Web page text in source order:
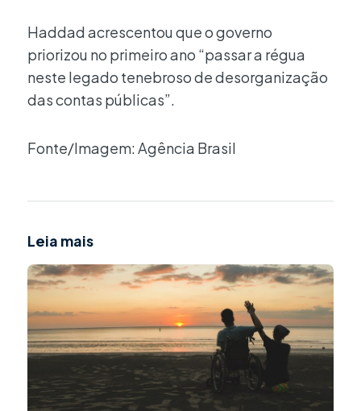
Haddad acrescentou que o governo
priorizou no primeiro ano “passar a régua
neste legado tenebroso de desorganização
das contas públicas”.
Fonte/Imagem: Agência Brasil
Leia mais